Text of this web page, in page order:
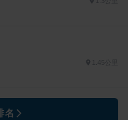
1.45公里
名